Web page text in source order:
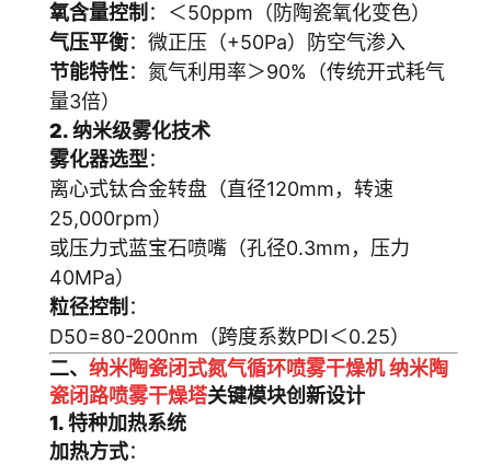
氧含量控制 ：＜50ppm（防陶瓷氧化变色）
气压平衡：微正压（+50Pa）防空气渗入
节能特性：氮气利用率＞90%（传统开式耗气
量3倍）
2. 纳米级雾化技术
雾化器选型：
离心式钛合金转盘（直径120mm，转速
25,000rpm）
或压力式蓝宝石喷嘴（孔径0.3mm，压力
40MPa）
粒径控制 ：
D50=80-200nm（跨度系数PDI＜0.25）
二、 纳米陶瓷闭式氮气循环喷雾干燥机 纳米陶
瓷闭路喷雾干燥塔关键模块创新设计
1. 特种加热系统
加热方式：